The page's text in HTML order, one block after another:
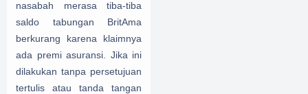
nasabah merasa tiba-tiba
saldo tabungan BritAma
berkurang karena klaimnya
ada premi asuransi. Jika ini
dilakukan tanpa persetujuan
tertulis atau tanda tangan